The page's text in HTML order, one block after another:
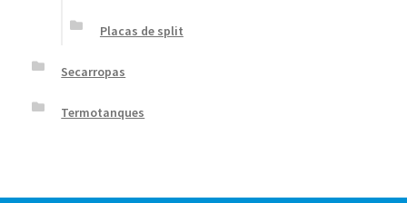
Placas de split
Secarropas
Termotanques